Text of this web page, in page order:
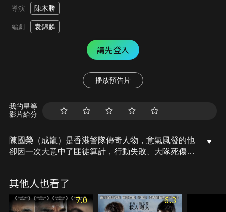
導演 陳木勝
編劇 袁錦麟
請先登入
播放預告片
我的星等
影片給分
陳國榮（成龍）是香港警隊傳奇人物，意氣風發的他
卻因一次大意中了匪徒算計，行動失敗、大隊死傷慘
幫助他查清當年的意外、更阻止匪徒再犯。悔恨不已
的陳國榮能否為了正義面對心魔？黑暗的真相又是如
何？
其他人也看了
7.0 6.3